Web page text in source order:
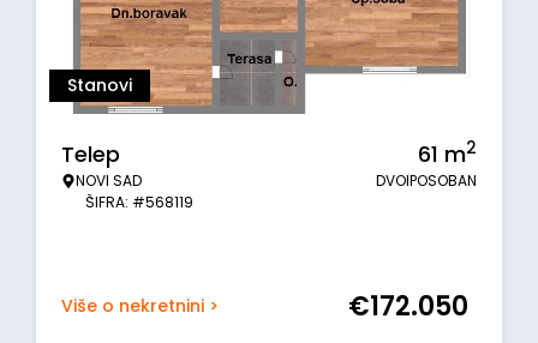
Stanovi
Telep
NOVI SAD
ŠIFRA: #568119
61 m2
DVOIPOSOBAN
Više o nekretnini > €172.050